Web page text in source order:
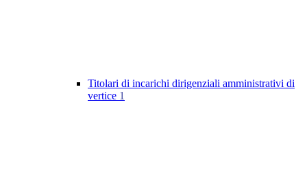
Titolari di incarichi dirigenziali amministrativi di
vertice 1